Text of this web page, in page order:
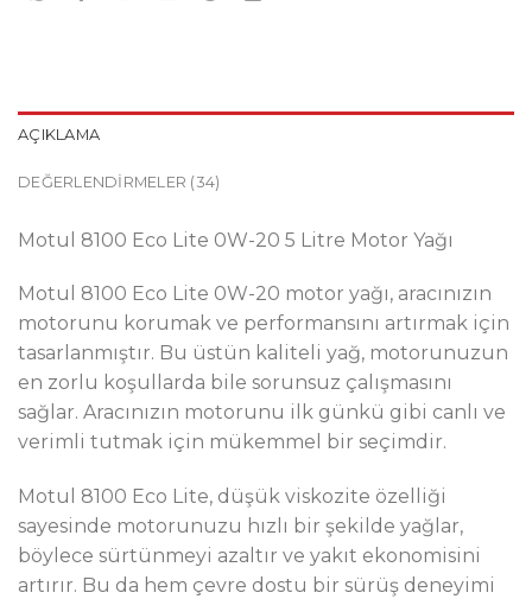
AÇIKLAMA
DEĞERLENDIRMELER (34)
Motul 8100 Eco Lite 0W-20 5 Litre Motor Yağı
Motul 8100 Eco Lite 0W-20 motor yağı, aracınızın
motorunu korumak ve performansını artırmak için
tasarlanmıştır. Bu üstün kaliteli yağ, motorunuzun
en zorlu koşullarda bile sorunsuz çalışmasını
sağlar. Aracınızın motorunu ilk günkü gibi canlı ve
verimli tutmak için mükemmel bir seçimdir.
Motul 8100 Eco Lite, düşük viskozite özelliği
sayesinde motorunuzu hızlı bir şekilde yağlar,
böylece sürtünmeyi azaltır ve yakıt ekonomisini
artırır. Bu da hem çevre dostu bir sürüş deneyimi